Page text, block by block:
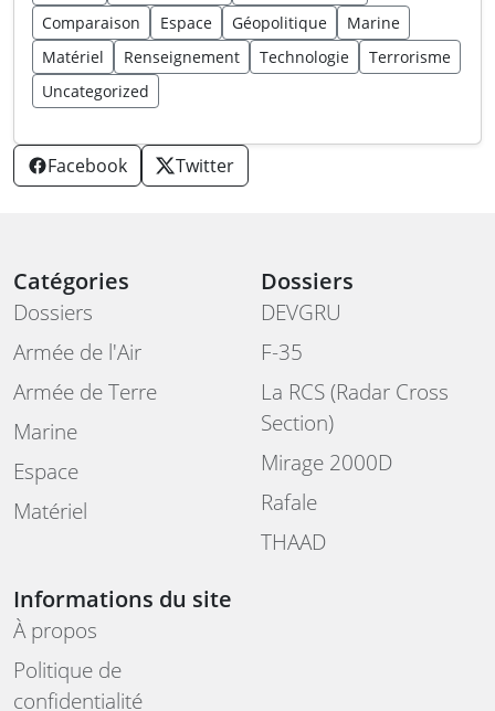
Comparaison
Espace Géopolitique
Marine
Matériel
Renseignement Technologie
Terrorisme
Uncategorized
Facebook Twitter
Catégories
Dossiers
Armée de l'Air
Armée de Terre
Marine
Espace
Matériel
Dossiers
DEVGRU
F-35
La RCS (Radar Cross
Section)
Mirage 2000D
Rafale
THAAD
Informations du site
À propos
Politique de
confidentialité